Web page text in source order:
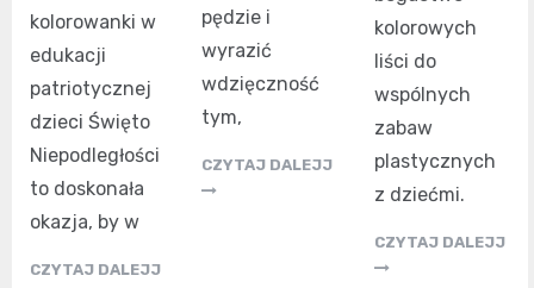
kolorowanki w
edukacji
patriotycznej
dzieci Święto
Niepodległości
to doskonała
okazja, by w
CZYTAJ DALEJJ
pędzie i
wyrazić
wdzięczność
tym,
CZYTAJ DALEJJ
kolorowych
liści do
wspólnych
zabaw
plastycznych
z dziećmi.
CZYTAJ DALEJJ